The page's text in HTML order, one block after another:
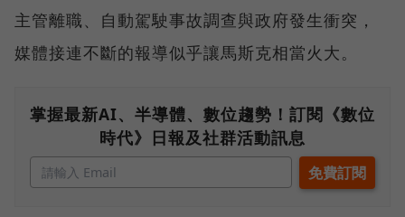
主管離職、自動駕駛事故調查與政府發生衝突，
媒體接連不斷的報導似乎讓馬斯克相當火大。
掌握最新AI、半導體、數位趨勢！訂閱《數位
時代》日報及社群活動訊息